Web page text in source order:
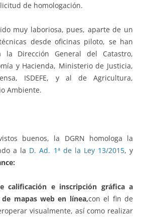
de homologación.
muy laboriosa, pues, aparte de un
desde oficinas piloto, se han
la Dirección General del Catastro,
y Hacienda, Ministerio de Justicia,
ISDEFE, y al de Agricultura,
Ambiente.
buenos, la DGRN homologa la
a la D. Ad. 1ª de la Ley 13/2015, y
calificación e inscripción gráfica a
mapas web en línea,con el fin de
visualmente, así como realizar